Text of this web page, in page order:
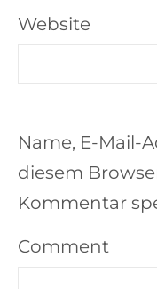
Website
Name, E-Mail-
diesem
Kommentar
Comment